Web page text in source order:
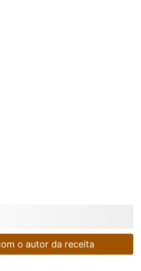
o autor da receita